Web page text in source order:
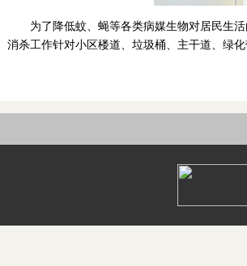
为了降低蚊、蝇等各类病媒生物对居民生
消杀工作针对小区楼道、垃圾桶、主干道、绿